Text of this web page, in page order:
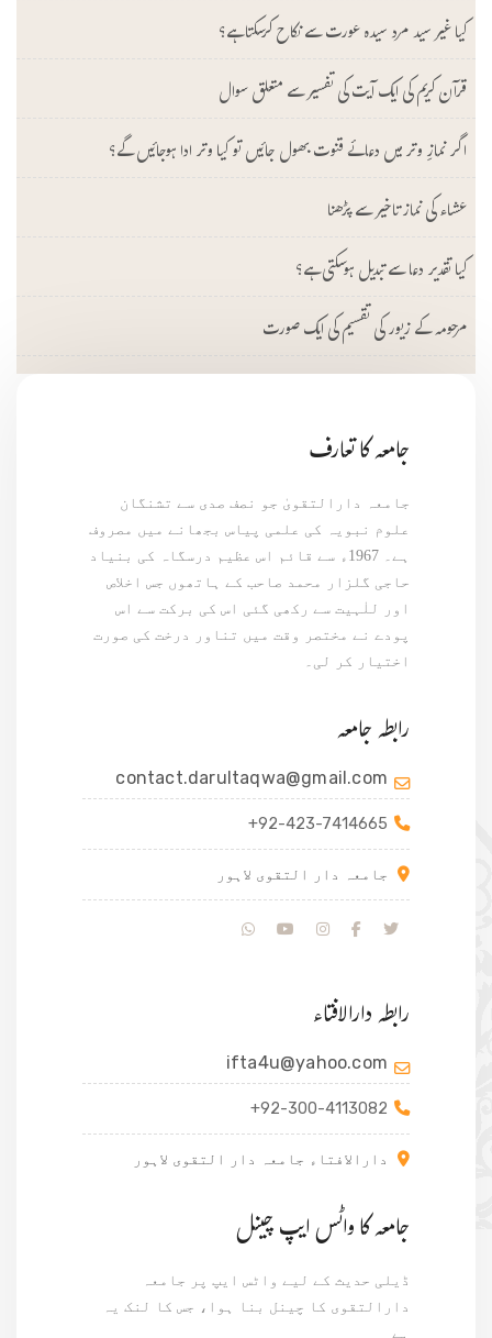
کیا غیر سید مرد سیدہ عورت سے نکاح کرسکتا ہے؟
قرآن کریم کی ایک آیت کی تفسیر سے متعلق سوال
اگر نمازِ وتر میں دعائے قنوت بھول جائیں تو کیا وتر ادا ہوجائیں گے؟
عشاء کی نماز تاخیر سے پڑھنا
کیا تقدیر دعا سے تبدیل ہوسکتی ہے؟
مرحومہ کے زیور کی تقسیم کی ایک صورت
جامعہ کا تعارف
جامعہ دارالتقویٰ جو نصف صدی سے تشنگان
علوم نبویہ کی علمی پیاس بجھانے میں مصروف
ہے۔ 1967ء سے قائم اس عظیم درسگاہ کی بنیاد
حاجی گلزار محمد صاحب کے ہاتھوں جس اخلاص
اور للٰہیت سے رکھی گئی اس کی برکت سے اس
پودے نے مختصر وقت میں تناور درخت کی صورت
اختیار کر لی۔
رابطہ جامعہ
contact.darultaqwa@gmail.com
+92-423-7414665
جامعہ دار التقوی لاہور
رابطہ دارالافتاء
ifta4u@yahoo.com
+92-300-4113082
دارالافتاء جامعہ دار التقوی لاہور
جامعہ کا واٹس ایپ چینل
ڈیلی حدیث کے لیے واٹس ایپ پر جامعہ
دارالتقوی کا چینل بنا ہوا، جس کا لنک یہ
ہے